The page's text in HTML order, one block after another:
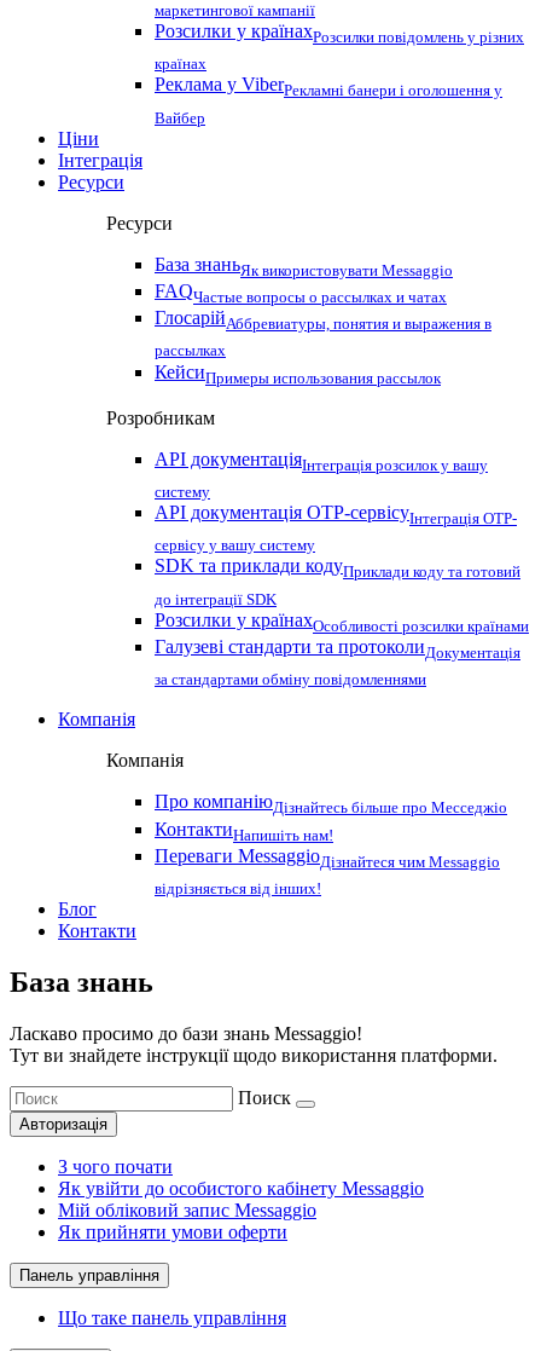
маркетингової кампанії
Розсилки у країнахРозсилки повідомлень у різних
країнах
Реклама у ViberРекламні банери і оголошення у
Вайбер
Ціни
Інтеграція
Ресурси
Ресурси
База знаньЯк використовувати Messaggio
FAQЧастые вопросы о рассылках и чатах
ГлосарійАббревиатуры, понятия и выражения в
рассылках
КейсиПримеры использования рассылок
Розробникам
API документаціяІнтеграція розсилок у вашу
систему
API документація OTP-сервісуІнтеграція OTP-
сервісу у вашу систему
SDK та приклади кодуПриклади коду та готовий
до інтеграції SDK
Розсилки у країнахОсобливості розсилки країнами
Галузеві стандарти та протоколиДокументація
за стандартами обміну повідомленнями
Компанія
Компанія
Про компаніюДізнайтесь більше про Месседжіо
КонтактиНапишіть нам!
Переваги MessaggioДізнайтеся чим Messaggio
відрізняється від інших!
Блог
Контакти
База знань
Ласкаво просимо до бази знань Messaggio!
Тут ви знайдете інструкції щодо використання платформи.
Поиск
Авторизація
З чого почати
Як увійти до особистого кабінету Messaggio
Мій обліковий запис Messaggio
Як прийняти умови оферти
Панель управління
Що таке панель управління